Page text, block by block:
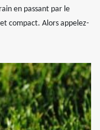
en passant par le
compact. Alors appelez-